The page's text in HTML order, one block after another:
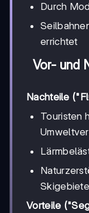
Durch
errichtet
Vor- und
Nachteile
Touristen
Vorteile